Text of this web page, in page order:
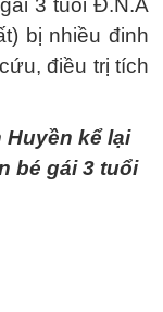
3 tuổi Đ.N.A
bị nhiều đinh
điều trị tích
Huyền kể lại
bé gái 3 tuổi